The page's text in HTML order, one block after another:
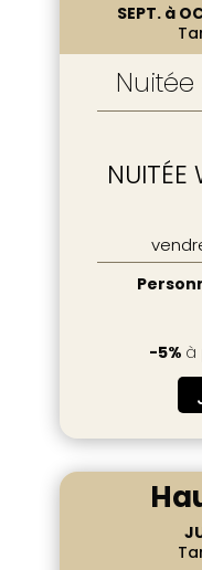
SEPT. à
NUITÉE
-5% à